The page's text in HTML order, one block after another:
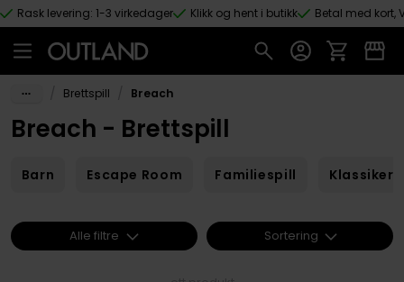
Hopp til hovedinnhold
Rask levering: 1-3 virkedager Klikk og hent i butikk Betal med kort,
Brettspill Breach
Breach - Brettspill
Barn Escape Room Familiespill Klassikere
Alle filtre Sortering